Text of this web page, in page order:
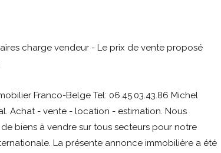
charge vendeur - Le prix de vente proposé
Franco-Belge Tel: 06.45.03.43.86 Michel
Achat - vente - location - estimation. Nous
biens à vendre sur tous secteurs pour notre
La présente annonce immobilière a été